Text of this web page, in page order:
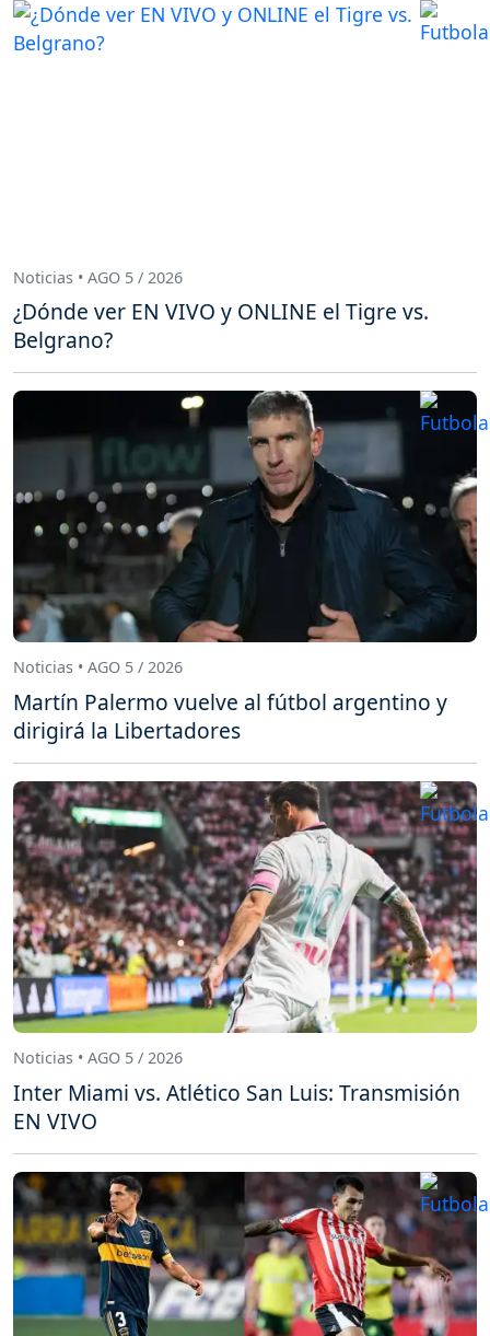
Noticias • AGO 5 / 2026
¿Dónde ver EN VIVO y ONLINE el Tigre vs.
Belgrano?
Noticias • AGO 5 / 2026
Martín Palermo vuelve al fútbol argentino y
dirigirá la Libertadores
Noticias • AGO 5 / 2026
Inter Miami vs. Atlético San Luis: Transmisión
EN VIVO